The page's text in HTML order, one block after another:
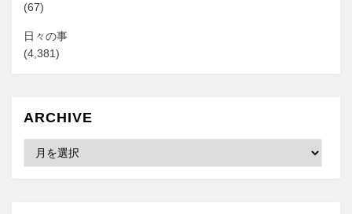
(67)
日々の事
(4,381)
ARCHIVE
Archive